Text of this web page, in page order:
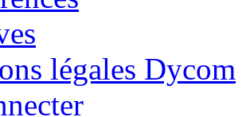
légales Dycom